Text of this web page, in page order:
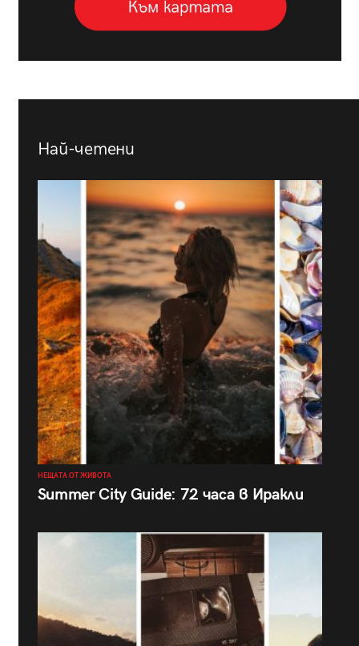
Най-четени
НЕЩАТА ОТ ЖИВОТА
Summer City Guide: 72 часа в Иракли